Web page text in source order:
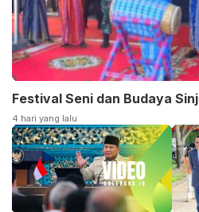
Festival Seni dan Budaya
4 hari yang lalu